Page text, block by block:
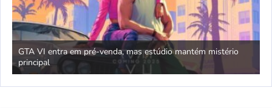
GTA VI entra em pré-venda, mas estúdio mantém mistério
principal